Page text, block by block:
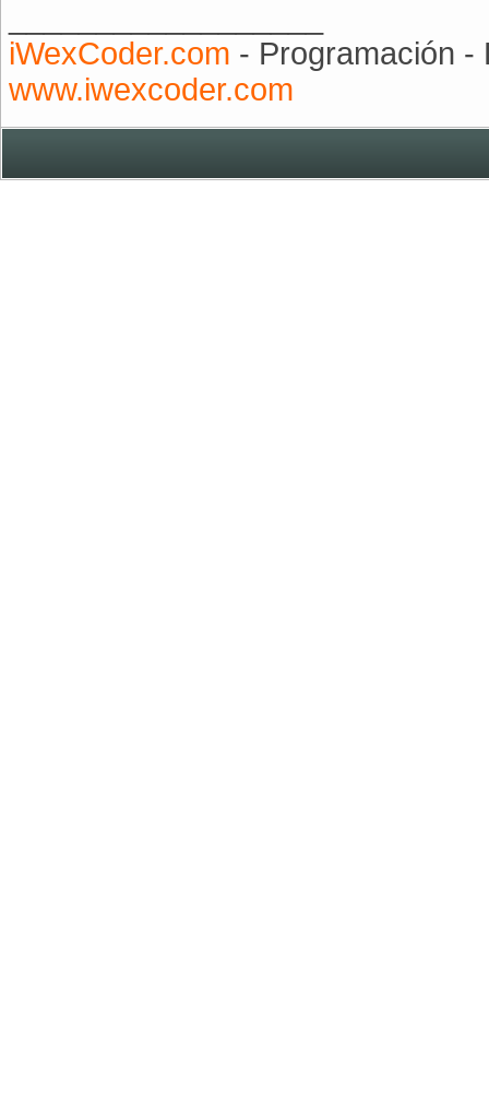
iWexCoder.com - Programación -
www.iwexcoder.com